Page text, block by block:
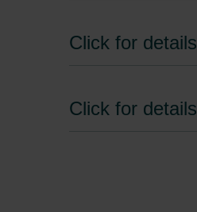
Click for details
Click for details